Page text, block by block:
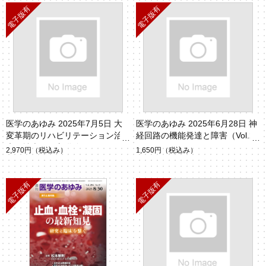
医学のあゆみ 2025年7月5日 大
変革期のリハビリテーション治
療と拡大する守備範囲（Vol.294
No.1）
2,970円 （税込み）
医学のあゆみ 2025年6月28日 神
経回路の機能発達と障害（Vol.29
3 No.13）
1,650円 （税込み）